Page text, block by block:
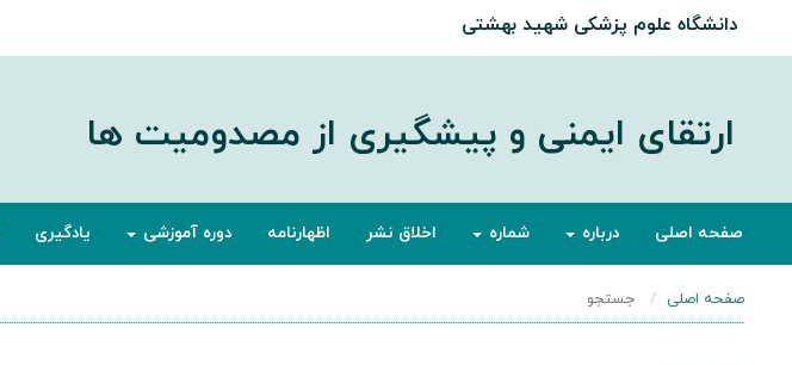
دانشگاه علوم پزشکی شهید بهشتی
ارتقای ایمنی و پیشگیری از مصدومیت ها
صفحه اصلی درباره شماره اخلاق نشر اظهارنامه دوره آموزشی یادگیری
صفحه اصلی جستجو